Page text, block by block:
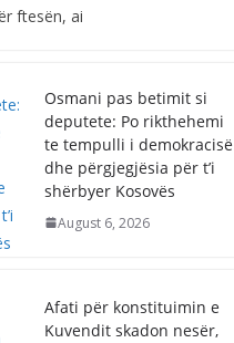
ftesën, ai
Osmani pas betimit si
deputete: Po rikthehemi
te tempulli i demokracisë
dhe përgjegjësia për t’i
shërbyer Kosovës
August 6, 2026
Afati për konstituimin e
Kuvendit skadon nesër,